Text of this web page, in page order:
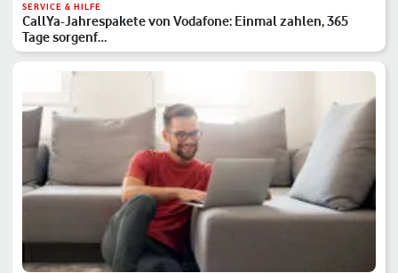
SERVICE & HILFE
CallYa-Jahrespakete von Vodafone: Einmal zahlen, 365
Tage sorgenf…